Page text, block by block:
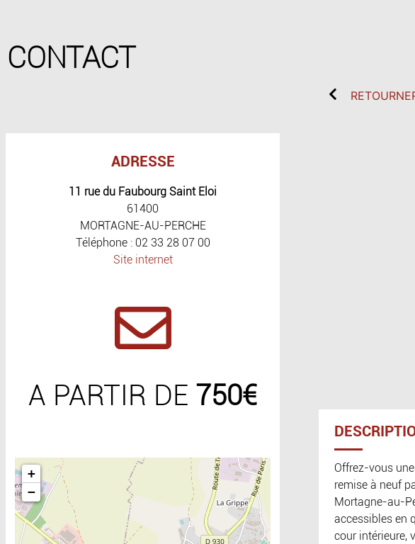
CONTACT
ADRESSE
11 rue du Faubourg Saint Eloi
61400
MORTAGNE-AU-PERCHE
Téléphone : 02 33 28 07 00
Site internet
A PARTIR DE 750€
Include la carte
+
−
Offrez-vous
remise à neuf
Mortagne-au-
accessibles en
cour intérieure,